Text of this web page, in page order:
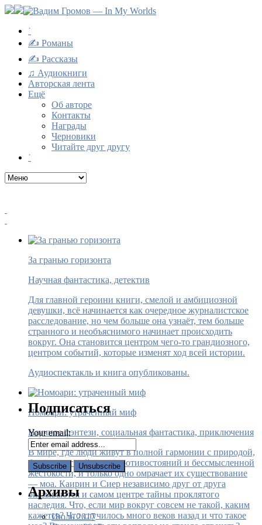
˙
✍ Романы
✍ Рассказы
♫ Аудиокниги
Авторская лента
Ещё
Об авторе
Контакты
Награды
Черновики
Читайте друг другу
˙
За гранью горизонта
Научная фантастика, детектив
Для главной героини книги, смелой и амбициозной
девушки, всё начинается как очередное журналистское
расследование, но чем больше она узнаёт, тем больше
странного и необъяснимого начинает происходить
вокруг. Она становится центром чего-то грандиозного,
центром событий, которые изменят ход всей истории.
Аудиоспектакль и книга опубликованы.
Номоари: утраченный миф
Научное фэнтези, социальная фантастика, приключения
В мире, где люди живут в полной гармонии с природой,
больше нет войн, нет противостояний и бессмысленной
жестокости, и только одно омрачает их существование
— моа. Каирин и Сиер независимо друг от друга
оказываются и самом центре тайны проклятого
наследия. Что, если мир вокруг совсем не такой, каким
кажется? Что случилось много веков назад и что такое
Подписаться
Your email:
Архивы
Июль 2017